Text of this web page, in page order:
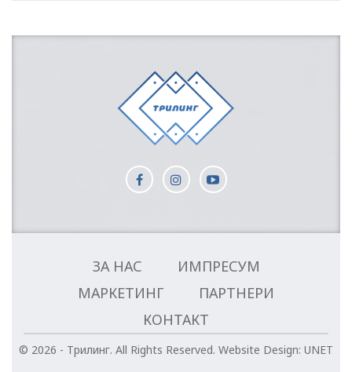
ЗА НАС
ИМПРЕСУМ
МАРКЕТИНГ
ПАРТНЕРИ
КОНТАКТ
© 2026 - Трилинг. All Rights Reserved. Website Design: UNET